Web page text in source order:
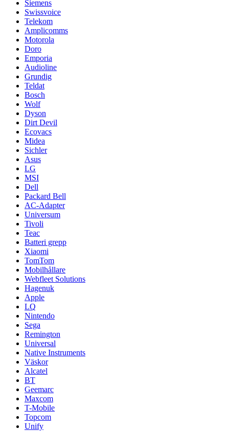
Siemens
Swissvoice
Telekom
Amplicomms
Motorola
Doro
Emporia
Audioline
Grundig
Teldat
Bosch
Wolf
Dyson
Dirt Devil
Ecovacs
Midea
Sichler
Asus
LG
MSI
Dell
Packard Bell
AC-Adapter
Universum
Tivoli
Teac
Batteri grepp
Xiaomi
TomTom
Mobilhållare
Webfleet Solutions
Hagenuk
Apple
LQ
Nintendo
Sega
Remington
Universal
Native Instruments
Väskor
Alcatel
BT
Geemarc
Maxcom
T-Mobile
Topcom
Unify